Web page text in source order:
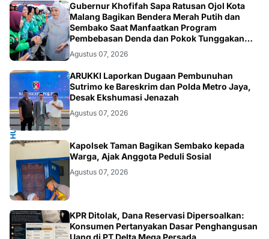
SOSIAL
Gubernur Khofifah Sapa Ratusan Ojol Kota
Malang Bagikan Bendera Merah Putih dan
Sembako Saat Manfaatkan Program
Pembebasan Denda dan Pokok Tunggakan
PKB
Agustus 07, 2026
HUKUM.NASIONAL
ARUKKI Laporkan Dugaan Pembunuhan
Sutrimo ke Bareskrim dan Polda Metro Jaya,
Desak Ekshumasi Jenazah
Agustus 07, 2026
POLRI.SOSIAL
Kapolsek Taman Bagikan Sembako kepada
Warga, Ajak Anggota Peduli Sosial
Agustus 07, 2026
KPR Ditolak, Dana Reservasi Dipersoalkan:
Konsumen Pertanyakan Dasar Penghangusan